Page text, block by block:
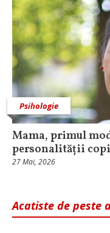
Psihologie
Mama, primul
personalității
27 Mai, 2026
Acatiste de peste